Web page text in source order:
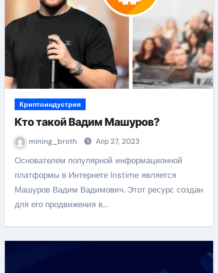
Криптоиндустрия
Кто такой Вадим Машуров?
mining_broth Апр 27, 2023
Основателем популярной информационной
платформы в Интернете Instime является
Машуров Вадим Вадимович. Этот ресурс создан
для его продвижения в…